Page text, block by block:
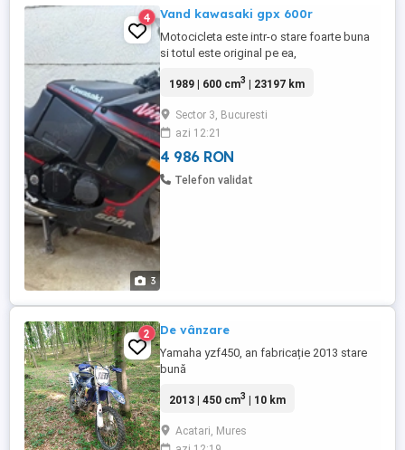
3
4 Vand kawasaki gpx 600r
Motocicleta este intr-o stare foarte buna
si totul este original pe ea,
1989 | 600 cm3 | 23197 km
Sector 3, Bucuresti
azi 12:21
4 986 RON
Telefon validat
2 De vânzare
Yamaha yzf450, an fabricație 2013 stare
bună
2013 | 450 cm3 | 10 km
Acatari, Mures